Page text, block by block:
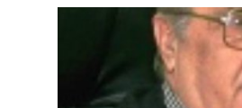
Стратегический план развития